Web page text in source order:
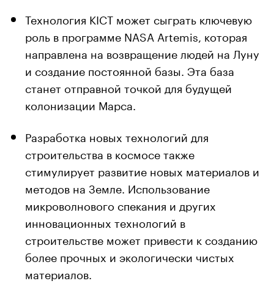
Технология KICT может сыграть ключевую
роль в программе NASA Artemis, которая
направлена на возвращение людей на Луну
и создание постоянной базы. Эта база
станет отправной точкой для будущей
колонизации Марса.
Разработка новых технологий для
строительства в космосе также
стимулирует развитие новых материалов и
методов на Земле. Использование
микроволнового спекания и других
инновационных технологий в
строительстве может привести к созданию
более прочных и экологически чистых
материалов.